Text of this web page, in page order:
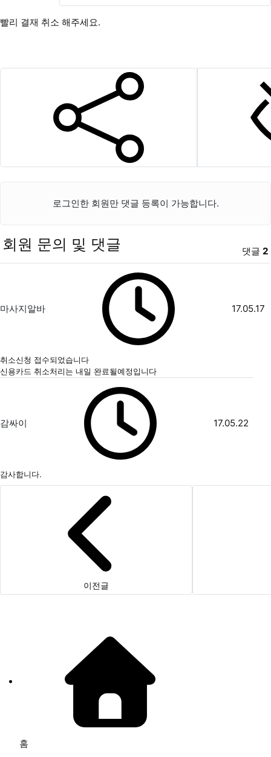
빨리 결재 취소 해주세요.
SNS 공유
로그인한 회원만 댓글 등록이 가능합니다.
회원 문의 및 댓글 댓글 2
마사지알바 17.05.17
취소신청 접수되었습니다
신용카드 취소처리는 내일 완료될예정입니다
감싸이 17.05.22
감사합니다.
이전글
홈